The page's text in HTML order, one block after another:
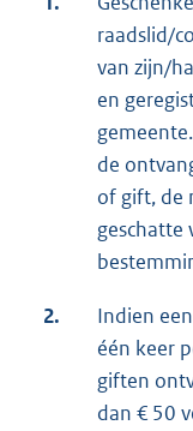
raadslid/
van zijn/
en
de
of gift, de
geschatte
2.
Indien
één keer
giften
dan € 50